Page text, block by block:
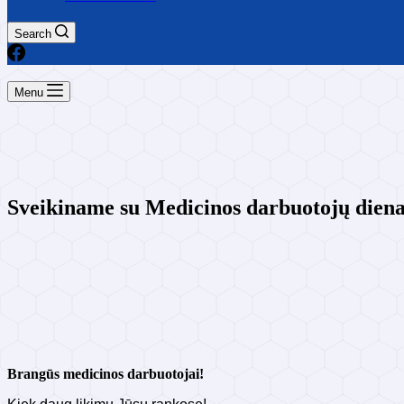
Search
Menu
Sveikiname su Medicinos darbuotojų
Brangūs medicinos darbuotojai!